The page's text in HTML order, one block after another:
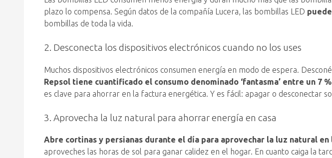
plazo lo compensa. Según datos de la compañía Lucera, las bombillas LED
bombillas de toda la vida.
2. Desconecta los dispositivos electrónicos cuando no los uses
Muchos dispositivos electrónicos consumen energía en modo de espera.
Repsol tiene cuantificado el consumo denominado ‘fantasma’ entre un
es clave para ahorrar en la factura energética. Y es fácil: apagar o desconectar
3. Aprovecha la luz natural para ahorrar energía en casa
Abre cortinas y persianas durante el día para aprovechar la luz natural
aproveches las horas de sol para ganar calidez en el hogar. En cuanto caiga la